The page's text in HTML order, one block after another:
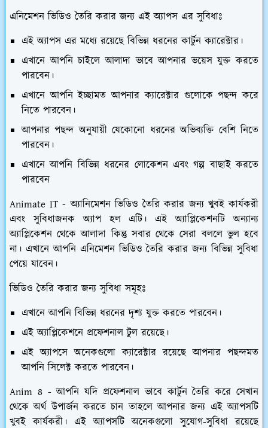
এনিমেশন ভিডিও তৈরি করার জন্য এই অ্যাপস এর সুবিধাঃ
এই অ্যাপস এর মধ্যে রয়েছে বিভিন্ন ধরনের কার্টুন ক্যারেক্টার।
এখানে আপনি চাইলে আলাদা ভাবে আপনার ভয়েস যুক্ত করতে
পারবেন।
এখানে আপনি ইচ্ছামত আপনার ক্যারেক্টার গুলোকে পছন্দ করে
নিতে পারবেন।
আপনার পছন্দ অনুযায়ী যেকোনো ধরনের অভিব্যক্তি বেশি নিতে
পারবেন।
এখানে আপনি বিভিন্ন ধরনের লোকেশন এবং গল্প বাছাই করতে
পারবেন
Animate IT - অ্যানিমেশন ভিডিও তৈরি করার জন্য খুবই কার্যকরী
এবং সুবিধাজনক অ্যাপ হল এটি। এই অ্যাপ্লিকেশনটি অন্যান্য
অ্যাপ্লিকেশন থেকে আলাদা কিন্তু সবার থেকে সেরা বললে ভুল হবে
না। এখানে আপনি এনিমেশন ভিডিও তৈরি করার জন্য বিভিন্ন সুবিধা
পেয়ে যাবেন।
ভিডিও তৈরি করার জন্য সুবিধা সমূহঃ
এখানে আপনি বিভিন্ন ধরনের দৃশ্য যুক্ত করতে পারবেন।
এই অ্যাপ্লিকেশনে প্রফেশনাল টুল রয়েছে।
এই অ্যাপসে অনেকগুলো ক্যারেক্টার রয়েছে আপনার পছন্দমত
আপনি সিলেক্ট করতে পারবেন।
Anim 8 -আপনি যদি প্রফেশনাল ভাবে কার্টুন তৈরি করে সেখান
থেকে অর্থ উপার্জন করতে চান তাহলে আপনার জন্য এই অ্যাপসটি
খুবই কার্যকরী। এই অ্যাপসটি অনেকগুলো সুযোগ-সুবিধা রয়েছে